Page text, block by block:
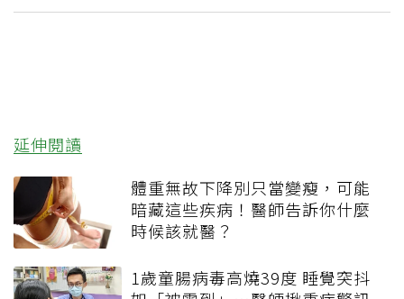
延伸閱讀
體重無故下降別只當變瘦，可能
暗藏這些疾病！醫師告訴你什麼
時候該就醫？
1歲童腸病毒高燒39度 睡覺突抖